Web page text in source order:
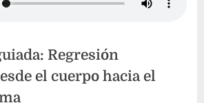
Regresión
el cuerpo hacia el